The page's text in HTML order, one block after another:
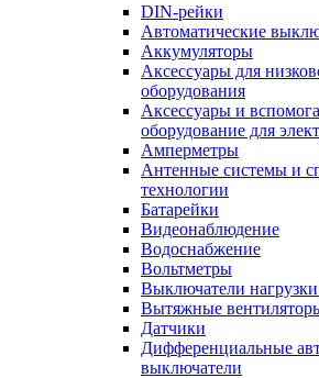
DIN-рейки
Автоматические
Аккумуляторы
Аксессуары для
оборудования
Аксессуары и
оборудование для
Амперметры
Антенные системы и
технологии
Батарейки
Видеонаблюдение
Водоснабжение
Вольтметры
Выключатели
Вытяжные
Датчики
Дифференциальные
выключатели